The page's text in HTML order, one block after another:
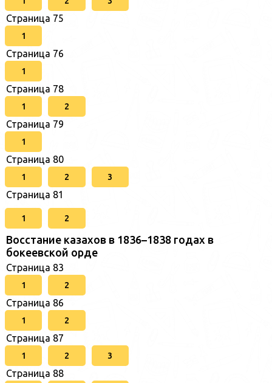
Страница 75
1
Страница 76
1
Страница 78
1 2
Страница 79
1
Страница 80
1 2 3
Страница 81
1 2
Восстание казахов в 1836–1838 годах в
бокеевской орде
Страница 83
1 2
Страница 86
1 2
Страница 87
1 2 3
Страница 88